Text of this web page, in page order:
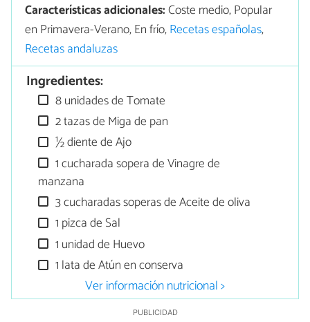
Características adicionales:Coste medio, Popular
en Primavera-Verano, En frío,Recetas españolas,
Recetas andaluzas
Ingredientes:
8 unidades de Tomate
2 tazas de Miga de pan
½ diente de Ajo
1 cucharada sopera de Vinagre de
manzana
3 cucharadas soperas de Aceite de oliva
1 pizca de Sal
1 unidad de Huevo
1 lata de Atún en conserva
Ver información nutricional >